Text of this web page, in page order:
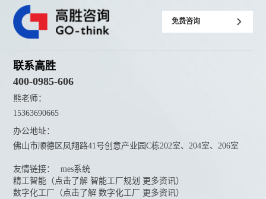
免费咨询
联系高胜
400-0985-606
熊老师：
15363690665
办公地址：
佛山市顺德区凤翔路41号创意产业园C栋202室、204室、206室
友情链接：
mes系统
精工智能（点击了解 智能工厂规划 更多资讯）
数字化工厂（点击了解 数字化工厂 更多资讯）